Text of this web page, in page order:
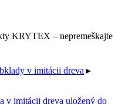
KRYTEX – nepremeškajte
v imitácii dreva ▸